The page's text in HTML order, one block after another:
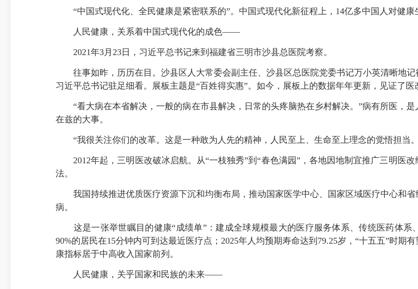
“中国式现代化、全民健康是紧密联系的”。中国式现代化新征程上，14亿多中国人对健康
人民健康，关系着中国式现代化的成色——
2021年3月23日，习近平总书记来到福建省三明市沙县总医院考察。
往事如昨，历历在目。沙县区人大常委会副主任、沙县区总医院党委书记万小英清晰地记
习近平总书记驻足细看。展板主题是“百姓得实惠”。如今，展板上的数据年年更新，见证了医
“看大病在本省解决，一般的病在市县解决，日常的头疼脑热在乡村解决。”病有所医，是
在兹的大事。
“我很关注你们的改革。这是一种敢为人先的精神，人民至上、生命至上理念的觉悟担当。
2012年起，三明医改破冰启航。从“一枝独秀”到“春色满园”，各地因地制宜推广三明医
法。
我国持续推进优质医疗资源下沉和均衡布局，推动国家医学中心、国家区域医疗中心和省
病。
这是一张举世瞩目的健康“成绩单”：建成全球规模最大的医疗服务体系、传统医药体系
90%的居民在15分钟内可到达最近医疗点；2025年人均预期寿命达到79.25岁，“十五五”时期
康指标居于中高收入国家前列。
人民健康，关乎国家和民族的未来——